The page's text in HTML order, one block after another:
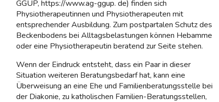
GGUP, https://www.ag-ggup. de) finden sich
Physiotherapeutinnen und Physiotherapeuten mit
entsprechender Ausbildung. Zum postpartalen Schutz des
Beckenbodens bei Alltagsbelastungen können Hebamme
oder eine Physiotherapeutin beratend zur Seite stehen.
Wenn der Eindruck entsteht, dass ein Paar in dieser
Situation weiteren Beratungsbedarf hat, kann eine
Überweisung an eine Ehe und Familienberatungsstelle bei
der Diakonie, zu katholischen Familien-Beratungsstellen,